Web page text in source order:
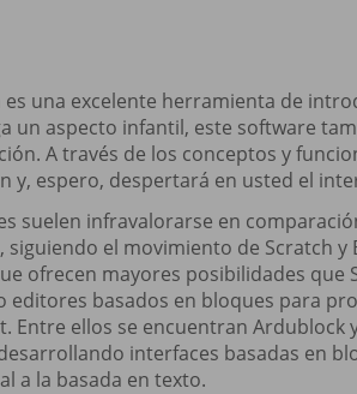
una excelente herramienta de
un aspecto infantil, este software
A través de los conceptos y
y, espero, despertará en usted el
suelen infravalorarse en
el movimiento de Scratch y
ofrecen mayores posibilidades que
editores basados en bloques para
Entre ellos se encuentran Ardublock
interfaces basadas en
a la basada en texto.